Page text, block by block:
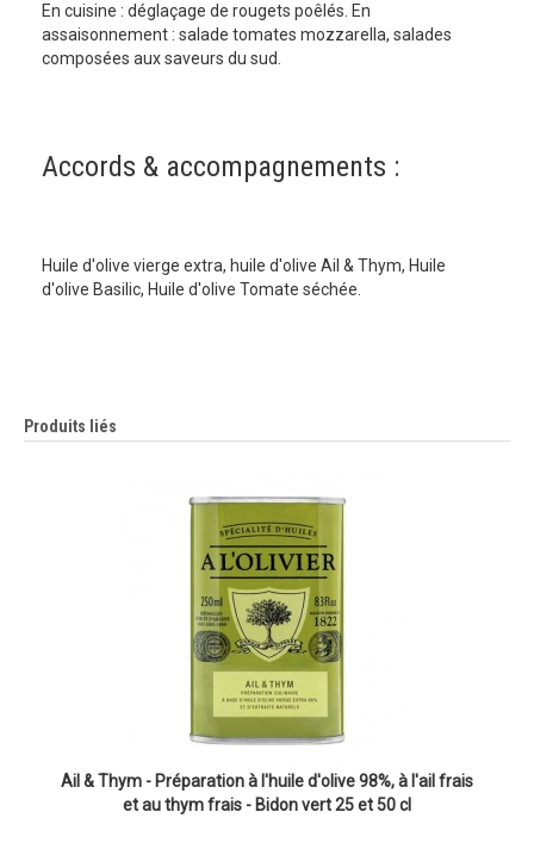
En cuisine : déglaçage de rougets poêlés. En
assaisonnement : salade tomates mozzarella, salades
composées aux saveurs du sud.
Accords & accompagnements :
Huile d'olive vierge extra, huile d'olive Ail & Thym, Huile
d'olive Basilic, Huile d'olive Tomate séchée.
Produits liés
Ail & Thym - Préparation à l'huile d'olive 98%, à l'ail frais
et au thym frais - Bidon vert 25 et 50 cl